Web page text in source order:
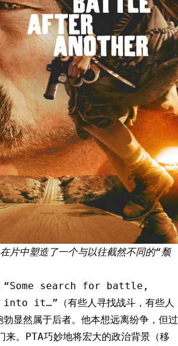
片中塑造了一个与以往截然不同的“颓
：“Some search for battle,
it…”（有些人寻找战斗，有些人
显然属于后者。他本想远离纷争，但过
来。PTA巧妙地将宏大的政治背景（移